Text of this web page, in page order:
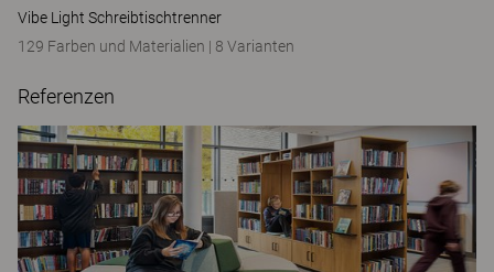
Vibe Light Schreibtischtrenner
129 Farben und Materialien | 8 Varianten
Referenzen